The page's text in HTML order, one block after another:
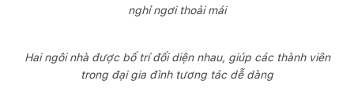
nghỉ ngơi thoải mái
Hai ngôi nhà được bố trí đối diện nhau, giúp các thành viên
trong đại gia đình tương tác dễ dàng